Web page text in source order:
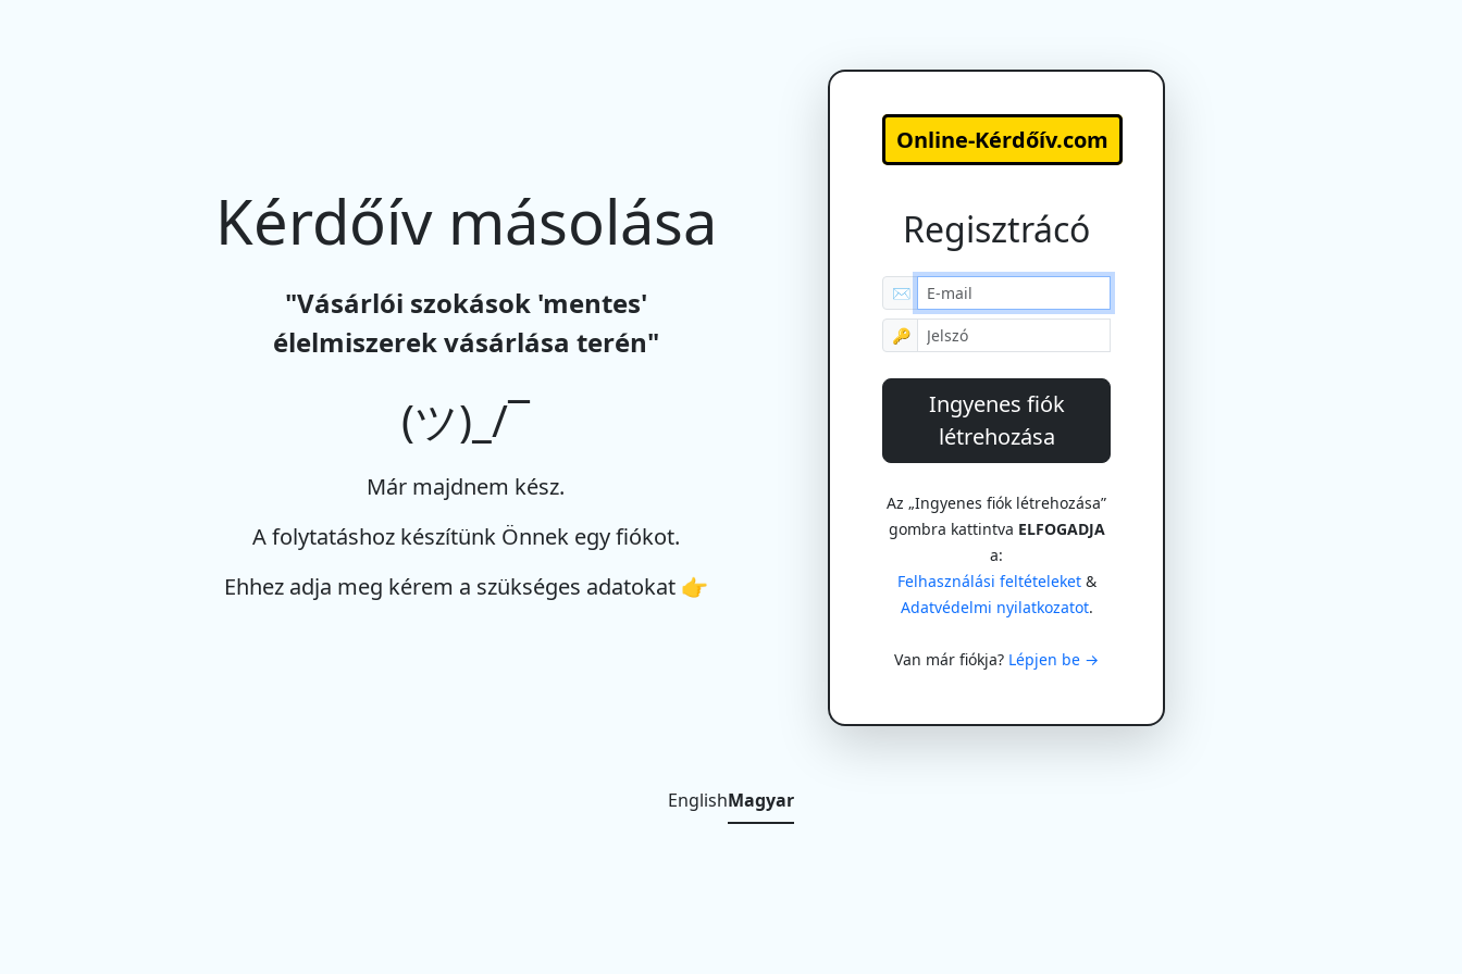
Online-Kérdőív.com
Regisztrácó
✉
🔑
Ingyenes fiók
létrehozása
Az „Ingyenes fiók létrehozása”
gombra kattintva ELFOGADJA
a:
Felhasználási feltételeket&
Adatvédelmi nyilatkozatot.
Van már fiókja? Lépjen be →
Kérdőív másolása
"Vásárlói szokások 'mentes'
élelmiszerek vásárlása terén"
(ツ)_/¯
Már majdnem kész.
A folytatáshoz készítünk Önnek egy fiókot.
Ehhez adja meg kérem a szükséges adatokat 👉
EnglishMagyar